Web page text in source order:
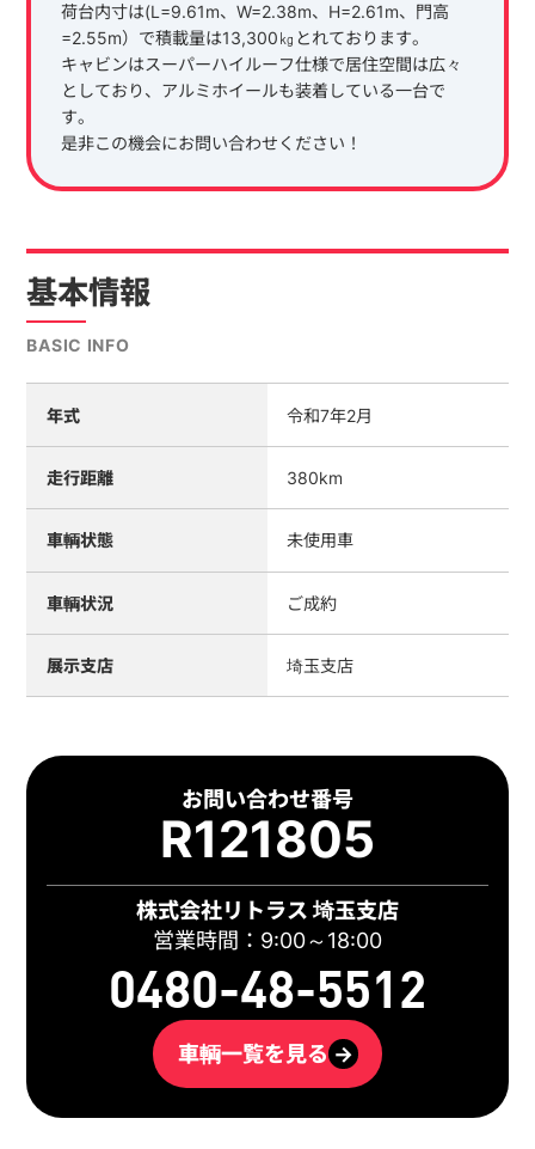
荷台内寸は(L=9.61m、W=2.38m、H=2.61m、門高
=2.55m）で積載量は13,300㎏とれております。
キャビンはスーパーハイルーフ仕様で居住空間は広々
としており、アルミホイールも装着している一台で
す。
是非この機会にお問い合わせください！
基本情報
BASIC INFO
年式 令和7年2月
走行距離 380km
車輌状態 未使用車
車輌状況 ご成約
展示支店 埼玉支店
お問い合わせ番号
R121805
株式会社リトラス 埼玉支店
営業時間：9:00～18:00
0480-48-5512
車輌一覧を見る →